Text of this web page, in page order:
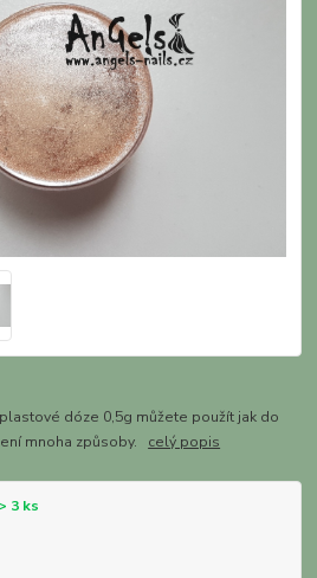
dóze 0,5g můžete použít jak do
mnoha způsoby. celý popis
3 ks